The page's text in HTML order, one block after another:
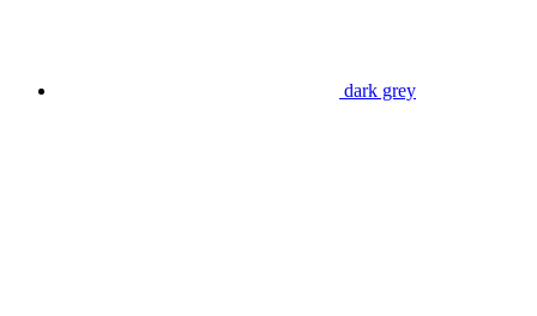
dark grey